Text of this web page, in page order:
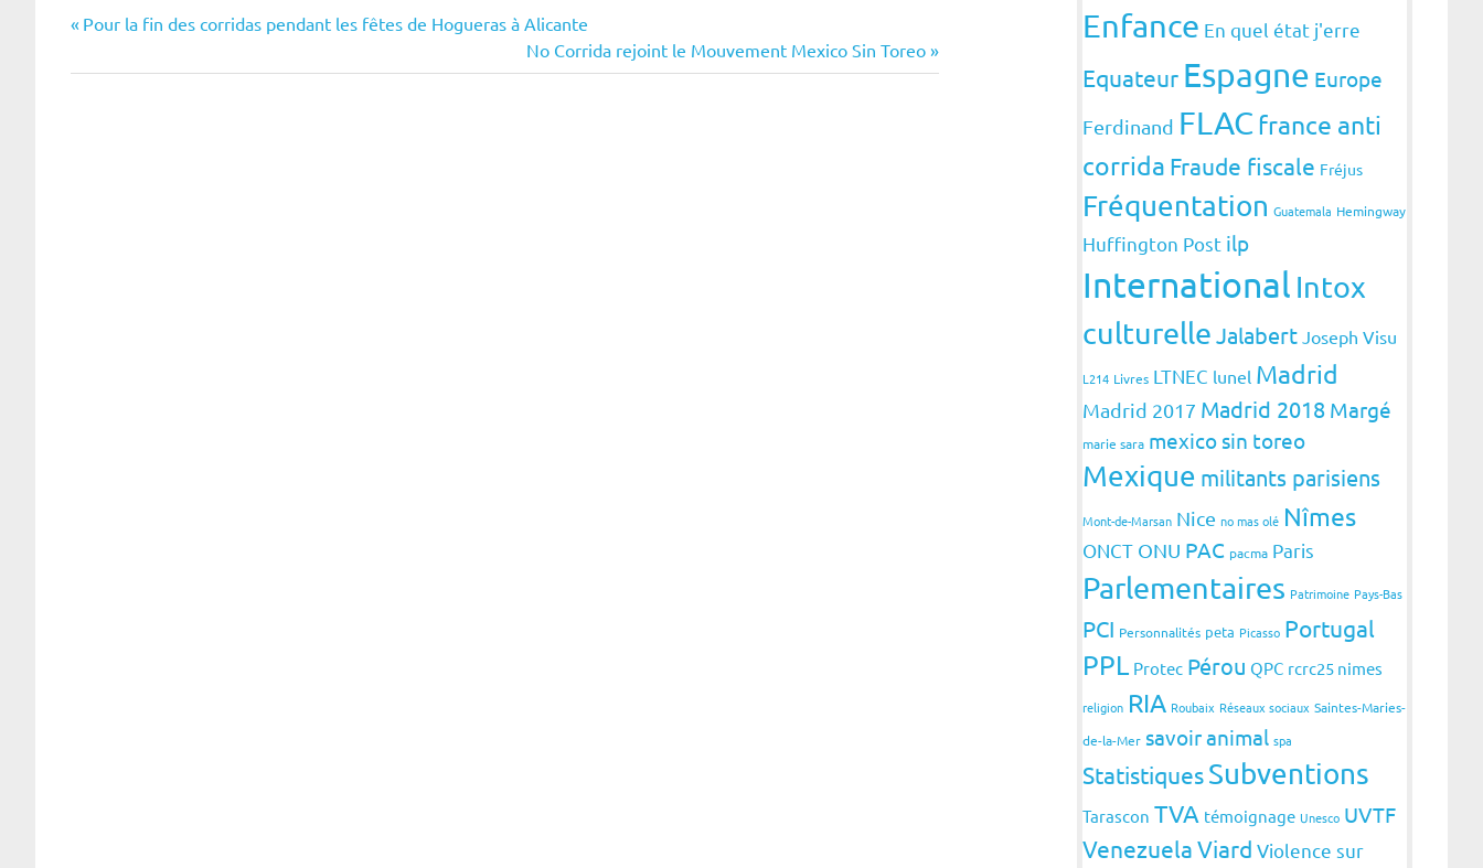
Navigation
de
Previous
Pour la fin des corridas pendant les fêtes de Hogueras à Alicante
Next
Post:
No Corrida rejoint le Mouvement Mexico Sin Toreo
Enfance En quel état j'erre
Equateur Espagne Europe
Ferdinand FLAC france anti
corrida Fraude fiscale Fréjus
Fréquentation Guatemala Hemingway
Huffington Post ilp
International Intox
culturelle Jalabert Joseph Visu
L214 Livres LTNEC lunel Madrid
Madrid 2017 Madrid 2018 Margé
marie sara mexico sin toreo
Mexique militants parisiens
Mont-de-Marsan Nice no mas olé Nîmes
ONCT ONU PAC pacma Paris
Parlementaires Patrimoine Pays-Bas
PCI Personnalités peta Picasso Portugal
PPL Protec Pérou QPC rcrc25 nimes
religion RIA Roubaix Réseaux sociaux Saintes-Maries-
de-la-Mer savoir animal spa
StatistiquesSubventions
Tarascon TVA témoignage Unesco UVTF
VenezuelaViard Violence sur